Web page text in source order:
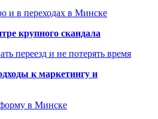
и в переходах в Минске
крупного скандала
переезд и не потерять время
к маркетингу и
в Минске